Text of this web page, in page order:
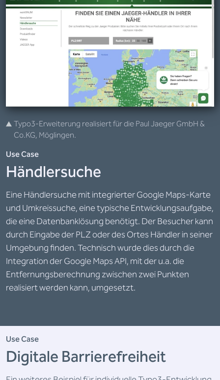
Use Case
Händlersuche
Eine Händlersuche mit integrierter Google Maps-Karte
und Umkreissuche, eine typische Entwicklungsaufgabe,
die eine Datenbanklösung benötigt. Der Besucher kann
durch Eingabe der PLZ oder des Ortes Händler in seiner
Umgebung finden. Technisch wurde dies durch die
Integration der Google Maps API, mit der u.a. die
Entfernungsberechnung zwischen zwei Punkten
realisiert werden kann, umgesetzt.
Typo3-Erweiterung realisiert für die Paul Jaeger GmbH &
Co.KG, Möglingen.
Use Case
Digitale Barrierefreiheit